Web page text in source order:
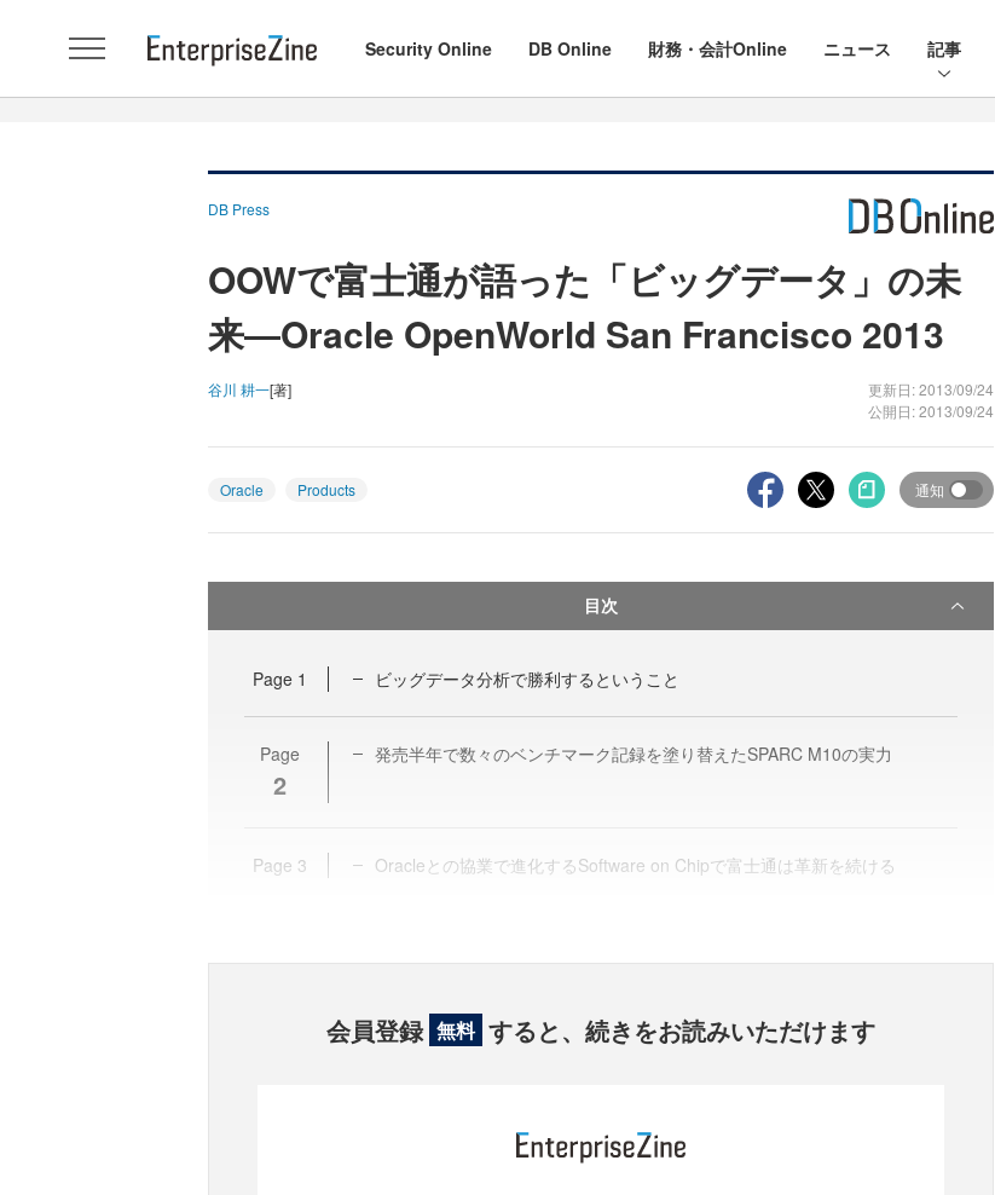
Security Online DB Online 財務・会計Online ニュース 記事
DB Press
OOWで富士通が語った「ビッグデータ」の未
来―Oracle OpenWorld San Francisco 2013
谷川 耕一[著]
更新日: 2013/09/24
公開日: 2013/09/24
Oracle Products 通知
目次
Page 1 ビッグデータ分析で勝利するということ
Page
2
発売半年で数々のベンチマーク記録を塗り替えたSPARC M10の実力
Page 3 Oracleとの協業で進化するSoftware on Chipで富士通は革新を続ける
会員登録 無料 すると、続きをお読みいただけます